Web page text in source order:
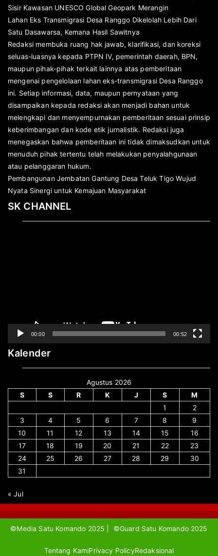
Sisir Kawasan UNESCO Global Geopark Merangin
Lahan Eks Transmigrasi Desa Ranggo Dikelolah Lebih Dari
Satu Dasawarsa, Kemana Hasil Sawitnya
Redaksi membuka ruang hak jawab, klarifikasi, dan koreksi
seluas-luasnya kepada PTPN IV, pemerintah daerah, BPN,
maupun pihak-pihak terkait lainnya atas pemberitaan
mengenai pengelolaan lahan eks-transmigrasi Desa Ranggo
ini. Setiap informasi, data, maupun pernyataan yang
disampaikan kepada redaksi akan menjadi bahan untuk
melengkapi dan menyempurnakan pemberitaan sesuai prinsip
keberimbangan dan kode etik jurnalistik. Redaksi juga
menegaskan bahwa pemberitaan ini tidak dimaksudkan untuk
menuduh pihak tertentu telah melakukan penyalahgunaan
atau pelanggaran hukum.
Pembangunan Jembatan Gantung Desa Teluk Tigo Wujud
Nyata Sinergi untuk Kemajuan Masyarakat
SK CHANNEL
00:00 00:52
Kalender
Agustus 2026
S
S R K J S
M
1
2
3
4 5 6 7 8
9
10
11 12 13 14 15
16
17
18 19 20 21 22
23
24
25 26 27 28 29
30
31
« Jul
©Media Satu Komando 2025 | ©Guard Satu Komando 2025
Tentang KamiPrivacy PolicyRedaksional